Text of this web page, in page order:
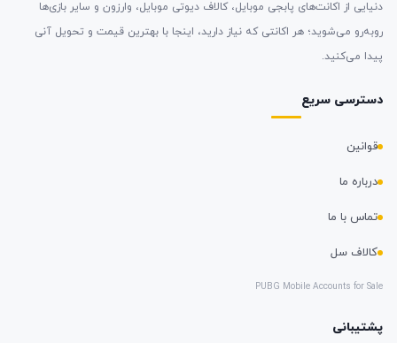
دنیایی از اکانت‌های پابجی موبایل، کالاف دیوتی موبایل، وارزون و سایر بازی‌ها
روبه‌رو می‌شوید؛ هر اکانتی که نیاز دارید، اینجا با بهترین قیمت و تحویل آنی
پیدا می‌کنید.
دسترسی سریع
قوانین
درباره ما
تماس با ما
کالاف سل
PUBG Mobile Accounts for Sale
پشتیبانی